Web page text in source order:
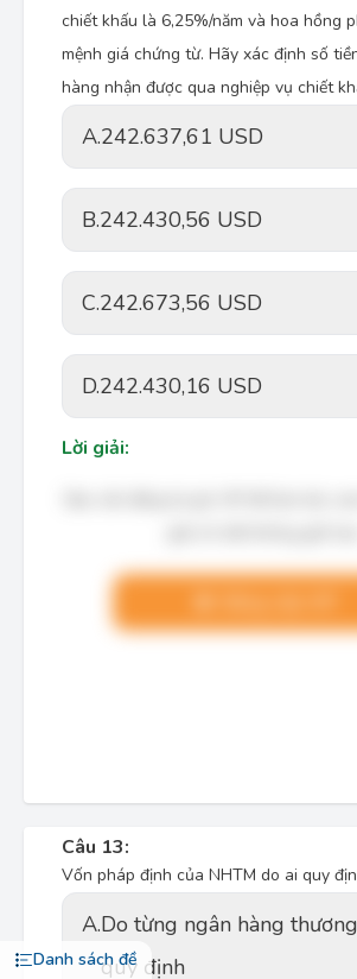
Danh sách đề
chiết khấu là 6,25%/năm và hoa hồng
mệnh giá chứng từ. Hãy xác định số
hàng nhận được qua nghiệp vụ chiết
A.242.637,61 USD
B.242.430,56 USD
C.242.673,56 USD
D.242.430,16 USD
Lời giải:
Câu 13:
Vốn pháp định của NHTM do ai quy
A.Do từng ngân hàng
quy định